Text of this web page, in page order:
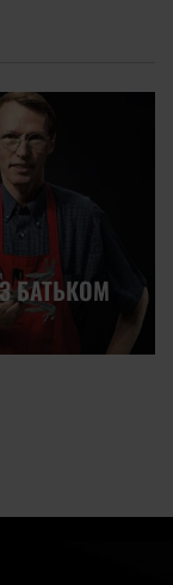
БАТЬКОМ